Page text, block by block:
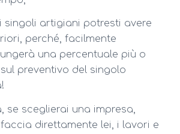
singoli artigiani potresti avere
perché, facilmente
una percentuale più o
preventivo del singolo
se sceglierai una impresa,
direttamente lei, i lavori e